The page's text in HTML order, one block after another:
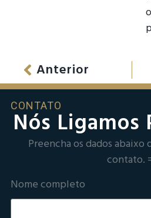
Anterior
CONTATO
Nós Ligamos
Preencha os dados abaixo
contato.
Nome completo